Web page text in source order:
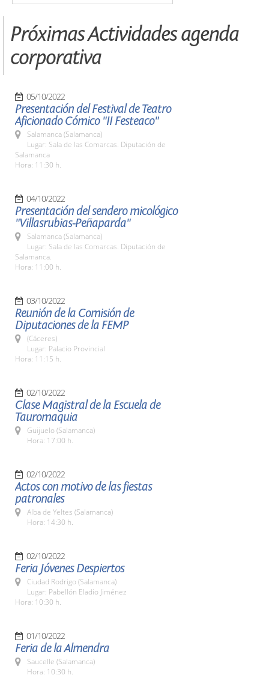
Próximas Actividades agenda
corporativa
05/10/2022
Presentación del Festival de Teatro
Aficionado Cómico "II Festeaco"
Salamanca (Salamanca)
Lugar: Sala de las Comarcas. Diputación de
Salamanca
Hora: 11:30 h.
04/10/2022
Presentación del sendero micológico
"Villasrubias-Peñaparda"
Salamanca (Salamanca)
Lugar: Sala de las Comarcas. Diputación de
Salamanca.
Hora: 11:00 h.
03/10/2022
Reunión de la Comisión de
Diputaciones de la FEMP
(Cáceres)
Lugar: Palacio Provincial
Hora: 11:15 h.
02/10/2022
Clase Magistral de la Escuela de
Tauromaquia
Guijuelo (Salamanca)
Hora: 17:00 h.
02/10/2022
Actos con motivo de las fiestas
patronales
Alba de Yeltes (Salamanca)
Hora: 14:30 h.
02/10/2022
Feria Jóvenes Despiertos
Ciudad Rodrigo (Salamanca)
Lugar: Pabellón Eladio Jiménez
Hora: 10:30 h.
01/10/2022
Feria de la Almendra
Saucelle (Salamanca)
Hora: 10:30 h.